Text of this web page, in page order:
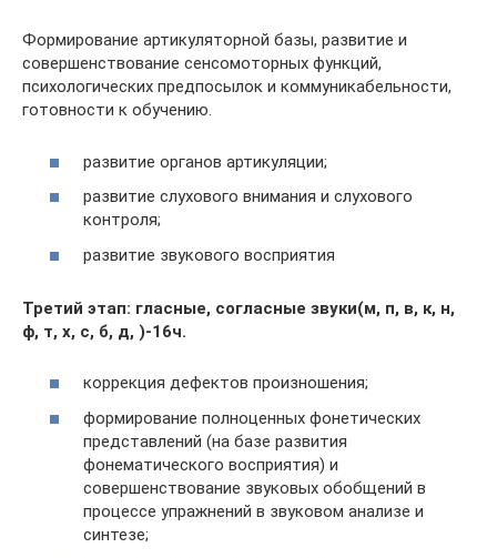
Формирование артикуляторной базы, развитие и
совершенствование сенсомоторных функций,
психологических предпосылок и коммуникабельности,
готовности к обучению.
развитие органов артикуляции;
развитие слухового внимания и слухового
контроля;
развитие звукового восприятия
Третий этап: гласные, согласные звуки(м, п, в, к, н,
ф, т, х, с, б, д, )-16ч.
коррекция дефектов произношения;
формирование полноценных фонетических
представлений (на базе развития
фонематического восприятия) и
совершенствование звуковых обобщений в
процессе упражнений в звуковом анализе и
синтезе;